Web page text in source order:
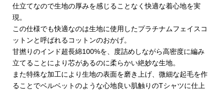
仕立てなので生地の厚みを感じることなく快適な着心地を実
現。
この仕様でも快適なのは生地に使用したプラチナムフェイスコ
ットンと呼ばれるコットンのおかげ。
甘撚りのインド超長綿100%を、度詰めしながら高密度に編み
立てることにより芯があるのに柔らかい絶妙な生地。
また特殊な加工により生地の表面を磨き上げ、微細な起毛を作
ることでベルベットのような心地良い肌触りのTシャツに仕上